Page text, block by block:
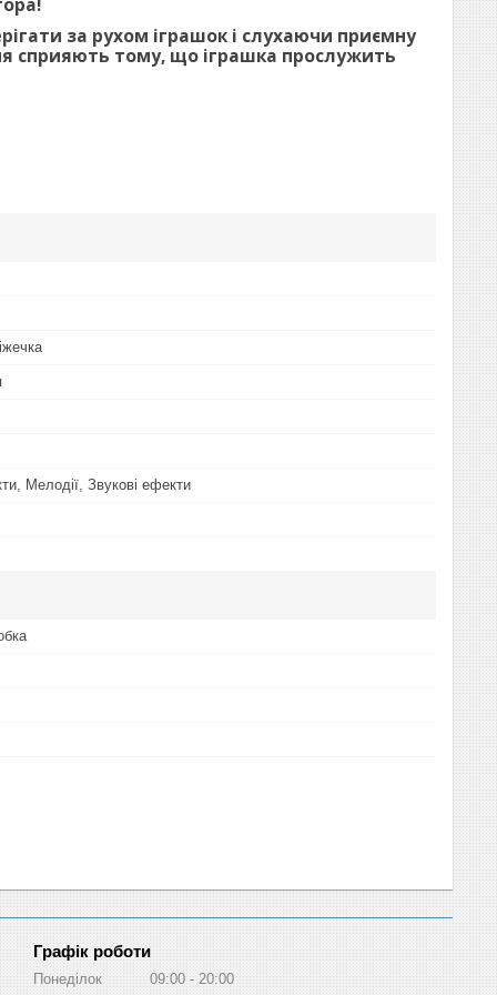
за рухом іграшок і слухаючи приємну
сприяють тому, що іграшка прослужить
Мелодії, Звукові ефекти
Графік роботи
Понеділок 09:00 20:00